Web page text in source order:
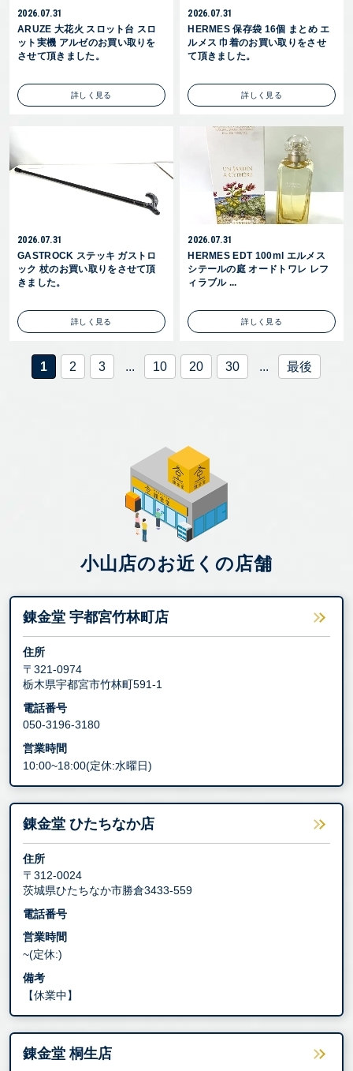
2026.07.31
ARUZE 大花火 スロット台 スロ
ット実機 アルゼのお買い取りを
させて頂きました。
詳しく見る
2026.07.31
HERMES 保存袋 16個 まとめ エ
ルメス 巾着のお買い取りをさせ
て頂きました。
詳しく見る
2026.07.31
GASTROCK ステッキ ガストロ
ック 杖のお買い取りをさせて頂
きました。
詳しく見る
2026.07.31
HERMES EDT 100ml エルメス
シテールの庭 オードトワレ レフ
ィラブル ...
詳しく見る
1 2 3 ... 10 20 30 ... 最後
小山店のお近くの店舗
錬金堂 宇都宮竹林町店
住所
〒321-0974
栃木県宇都宮市竹林町591-1
電話番号
050-3196-3180
営業時間
10:00~18:00(定休:水曜日)
錬金堂 ひたちなか店
住所
〒312-0024
茨城県ひたちなか市勝倉3433-559
電話番号
営業時間
~(定休:)
備考
【休業中】
錬金堂 桐生店